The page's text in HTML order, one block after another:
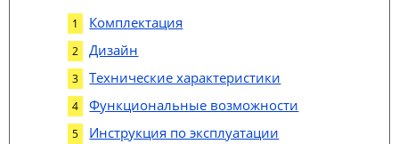
Комплектация
Дизайн
Технические характеристики
Функциональные возможности
Инструкция по эксплуатации